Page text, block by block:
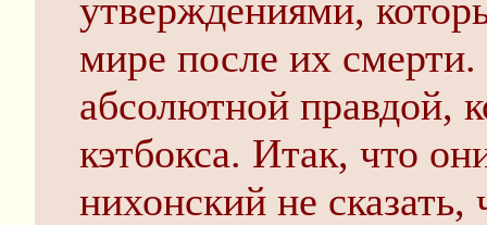
утверждениями,
мире после их
абсолютной правдой,
кэтбокса. Итак, что
нихонский не